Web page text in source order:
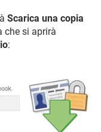
Scarica una copia
che si aprirà
: